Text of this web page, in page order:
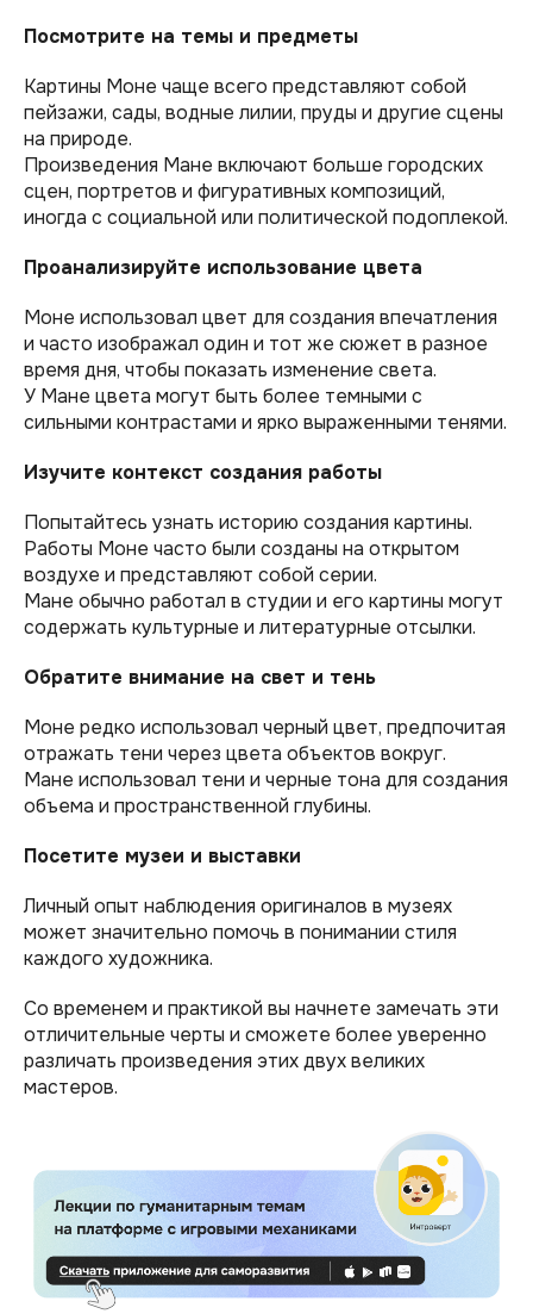
Посмотрите на темы и предметы
Картины Моне чаще всего представляют собой
пейзажи, сады, водные лилии, пруды и другие сцены
на природе.
Произведения Мане включают больше городских
сцен, портретов и фигуративных композиций,
иногда с социальной или политической подоплекой.
Проанализируйте использование цвета
Моне использовал цвет для создания впечатления
и часто изображал один и тот же сюжет в разное
время дня, чтобы показать изменение света.
У Мане цвета могут быть более темными с
сильными контрастами и ярко выраженными тенями.
Изучите контекст создания работы
Попытайтесь узнать историю создания картины.
Работы Моне часто были созданы на открытом
воздухе и представляют собой серии.
Мане обычно работал в студии и его картины могут
содержать культурные и литературные отсылки.
Обратите внимание на свет и тень
Моне редко использовал черный цвет, предпочитая
отражать тени через цвета объектов вокруг.
Мане использовал тени и черные тона для создания
объема и пространственной глубины.
Посетите музеи и выставки
Личный опыт наблюдения оригиналов в музеях
может значительно помочь в понимании стиля
каждого художника.
Со временем и практикой вы начнете замечать эти
отличительные черты и сможете более уверенно
различать произведения этих двух великих
мастеров.